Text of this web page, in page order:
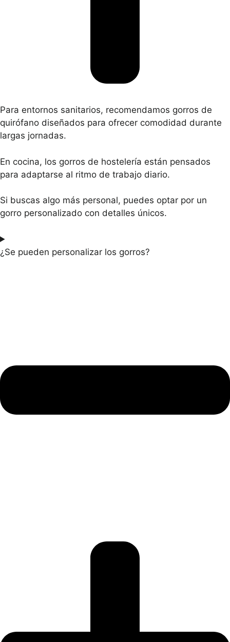
Para entornos sanitarios, recomendamos gorros de
quirófano diseñados para ofrecer comodidad durante
largas jornadas.
En cocina, los gorros de hostelería están pensados
para adaptarse al ritmo de trabajo diario.
Si buscas algo más personal, puedes optar por un
gorro personalizado con detalles únicos.
¿Se pueden personalizar los gorros?